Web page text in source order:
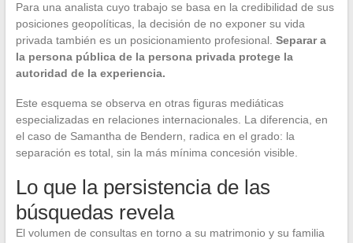
Para una analista cuyo trabajo se basa en la credibilidad de sus
posiciones geopolíticas, la decisión de no exponer su vida
privada también es un posicionamiento profesional. Separar a
la persona pública de la persona privada protege la
autoridad de la experiencia.
Este esquema se observa en otras figuras mediáticas
especializadas en relaciones internacionales. La diferencia, en
el caso de Samantha de Bendern, radica en el grado: la
separación es total, sin la más mínima concesión visible.
Lo que la persistencia de las
búsquedas revela
El volumen de consultas en torno a su matrimonio y su familia